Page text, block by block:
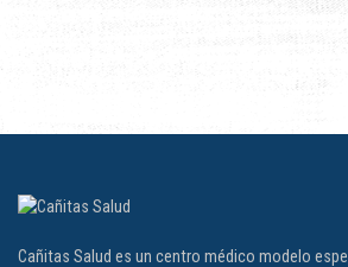
Cañitas Salud es un centro médico modelo